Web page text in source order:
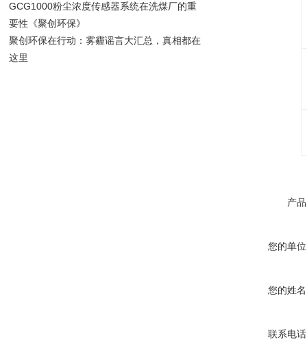
产
您的单
您的姓
联系电
GCG1000粉尘浓度传感器系统在洗煤厂的重
要性《聚创环保》
聚创环保在行动：雾霾谣言大汇总，真相都在
这里